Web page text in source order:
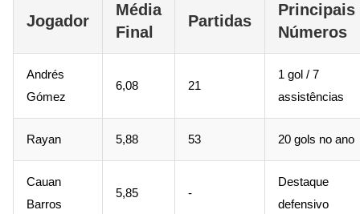
Jogador
Média
Final
Partidas
Principais
Números
Andrés
Gómez
6,08 21
1 gol / 7
assistências
Rayan 5,88 53 20 gols no ano
Cauan
Barros
5,85 -
Destaque
defensivo